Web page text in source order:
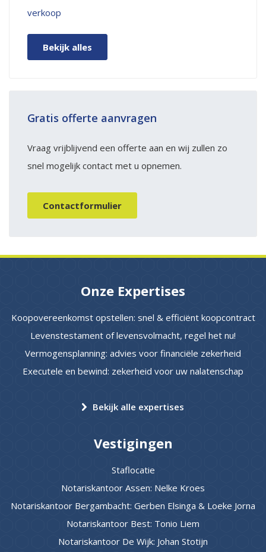
verkoop
Bekijk alles
Gratis offerte aanvragen
Vraag vrijblijvend een offerte aan en wij zullen zo
snel mogelijk contact met u opnemen.
Contactformulier
Onze Expertises
Koopovereenkomst opstellen: snel & efficiënt koopcontract
Levenstestament of levensvolmacht, regel het nu!
Vermogensplanning: advies voor financiële zekerheid
Executele en bewind: zekerheid voor uw nalatenschap
Bekijk alle expertises
Vestigingen
Staflocatie
Notariskantoor Assen: Nelke Kroes
Notariskantoor Bergambacht: Gerben Elsinga & Loeke Jorna
Notariskantoor Best: Tonio Liem
Notariskantoor De Wijk: Johan Stotijn